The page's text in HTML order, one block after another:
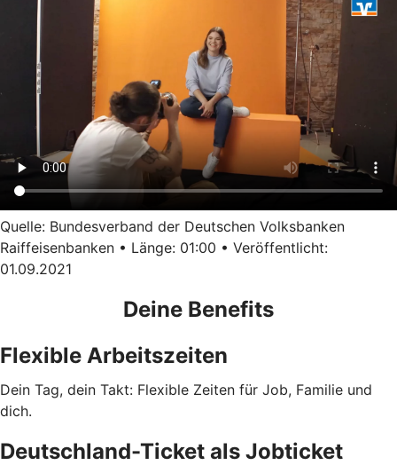
Quelle: Bundesverband der Deutschen Volksbanken
Raiffeisenbanken • Länge: 01:00 • Veröffentlicht:
01.09.2021
Deine Benefits
Flexible Arbeitszeiten
Dein Tag, dein Takt: Flexible Zeiten für Job, Familie und
dich.
Deutschland-Ticket als Jobticket